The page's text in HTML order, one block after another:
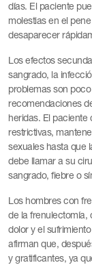
días. El paciente
molestias en el
desaparecer
Los efectos
sangrado, la
problemas son
recomendaciones
heridas. El paciente
restrictivas,
sexuales hasta que
debe llamar a su
sangrado, fiebre o
Los hombres con
de la frenulectomía,
dolor y el
afirman que,
y gratificantes, ya